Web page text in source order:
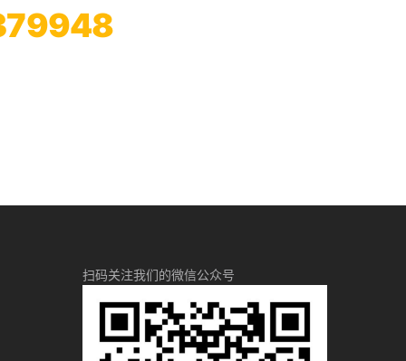
扫码关注我们的微信公众号